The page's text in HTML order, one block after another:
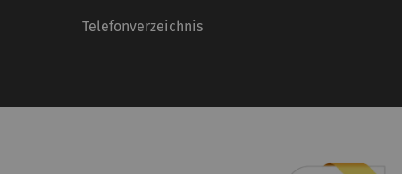
Telefonverzeichnis